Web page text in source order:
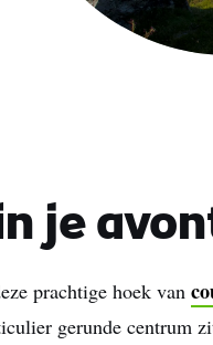
je
prachtige hoek van
gerunde centrum